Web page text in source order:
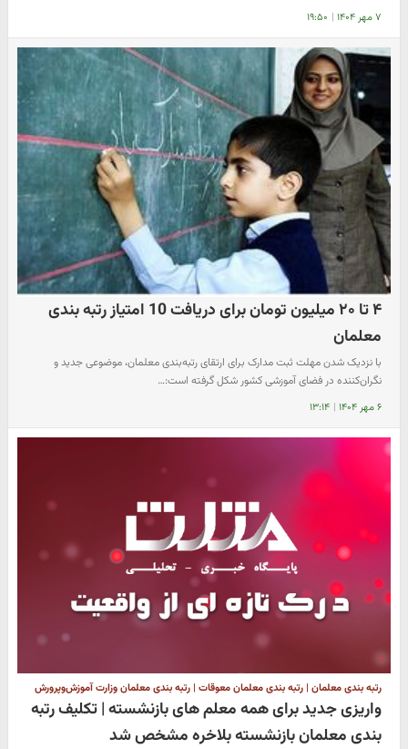
۷ مهر ۱۴۰۴ | ۱۹:۵۰
۴ تا ۲۰ میلیون تومان برای دریافت 10 امتیاز رتبه بندی
معلمان
با نزدیک شدن مهلت ثبت مدارک برای ارتقای رتبه‌بندی معلمان، موضوعی جدید و
نگران‌کننده در فضای آموزشی کشور شکل گرفته است:…
۶ مهر ۱۴۰۴ | ۱۳:۱۴
رتبه بندی معلمان | رتبه بندی معلمان معوقات | رتبه بندی معلمان وزارت آموزش‌وپرورش
واریزی جدید برای همه معلم های بازنشسته | تکلیف رتبه
بندی معلمان بازنشسته بلاخره مشخص شد